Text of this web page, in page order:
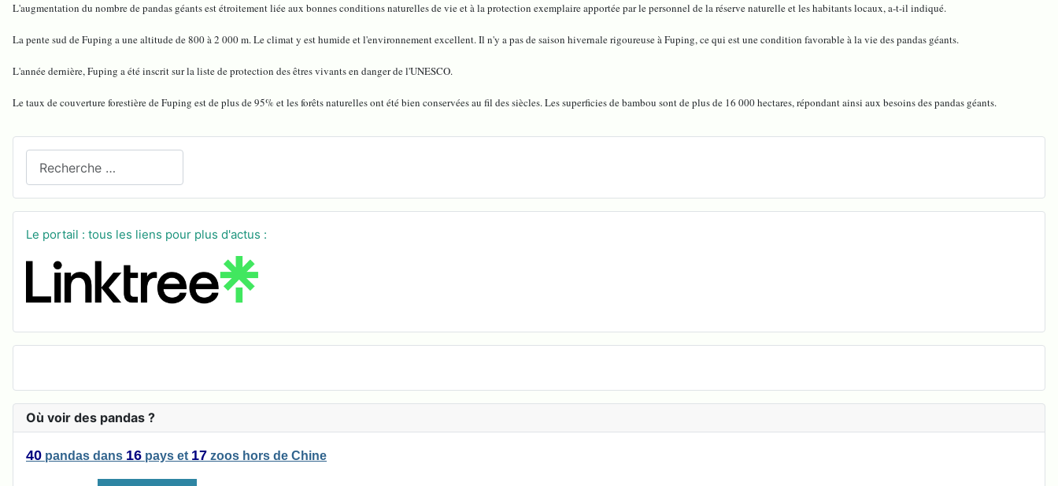
Le portail : tous les liens pour plus d'actus :
Où voir des pandas ?
40 pandas dans 16 pays et 17 zoos hors de Chine
L'augmentation du nombre de pandas géants est étroitement liée aux bonnes conditions naturelles de vie et à la protection exemplaire apportée par le personnel de la réserve naturelle et les habitants locaux, a-t-il indiqué.
La pente sud de Fuping a une altitude de 800 à 2 000 m. Le climat y est humide et l'environnement excellent. Il n'y a pas de saison hivernale rigoureuse à Fuping, ce qui est une condition favorable à la vie des pandas géants.
L'année dernière, Fuping a été inscrit sur la liste de protection des êtres vivants en danger de l'UNESCO.
Le taux de couverture forestière de Fuping est de plus de 95% et les forêts naturelles ont été bien conservées au fil des siècles. Les superficies de bambou sont de plus de 16 000 hectares, répondant ainsi aux besoins des pandas géants.